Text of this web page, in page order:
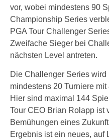
vor, wobei mindestens 90
Championship Series
PGA Tour Challenger
Zweifache Sieger bei
nächsten Level antreten.
Die Challenger Series
mindestens 20 Turniere
Hier sind maximal 144
Tour CEO Brian Rolapp ist
Bemühungen eines
Ergebnis ist ein neues, auf